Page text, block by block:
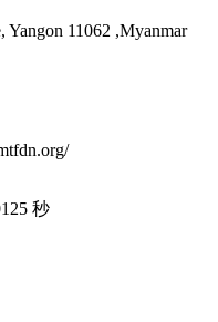
Yangon 11062 ,Myanmar
秒